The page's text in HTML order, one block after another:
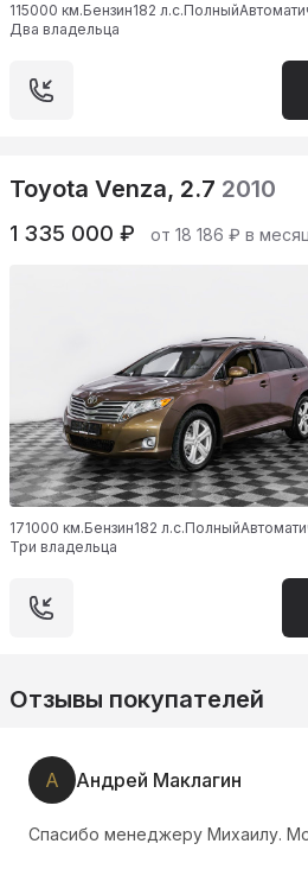
115000 км.Бензин182 л.с.Полный
Два владельца
Toyota Venza, 2.7 2010
1 335 000 ₽ от 18 186 ₽ в
171000 км.Бензин182 л.с.Полный
Три владельца
Отзывы покупателей
А Андрей Маклагин
Спасибо менеджеру Михаилу.